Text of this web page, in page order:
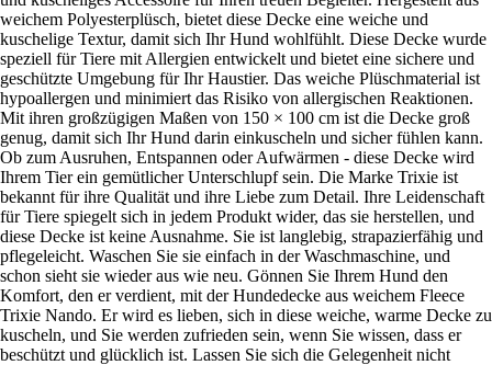
weichem Polyesterplüsch, bietet diese Decke eine weiche und
kuschelige Textur, damit sich Ihr Hund wohlfühlt. Diese Decke wurde
speziell für Tiere mit Allergien entwickelt und bietet eine sichere und
geschützte Umgebung für Ihr Haustier. Das weiche Plüschmaterial ist
hypoallergen und minimiert das Risiko von allergischen Reaktionen.
Mit ihren großzügigen Maßen von 150 × 100 cm ist die Decke groß
genug, damit sich Ihr Hund darin einkuscheln und sicher fühlen kann.
Ob zum Ausruhen, Entspannen oder Aufwärmen - diese Decke wird
Ihrem Tier ein gemütlicher Unterschlupf sein. Die Marke Trixie ist
bekannt für ihre Qualität und ihre Liebe zum Detail. Ihre Leidenschaft
für Tiere spiegelt sich in jedem Produkt wider, das sie herstellen, und
diese Decke ist keine Ausnahme. Sie ist langlebig, strapazierfähig und
pflegeleicht. Waschen Sie sie einfach in der Waschmaschine, und
schon sieht sie wieder aus wie neu. Gönnen Sie Ihrem Hund den
Komfort, den er verdient, mit der Hundedecke aus weichem Fleece
Trixie Nando. Er wird es lieben, sich in diese weiche, warme Decke zu
kuscheln, und Sie werden zufrieden sein, wenn Sie wissen, dass er
beschützt und glücklich ist. Lassen Sie sich die Gelegenheit nicht